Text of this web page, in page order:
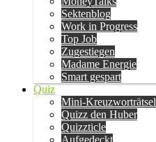
Sektenblog
Work in Progress
Top Job
Zugestiegen
Madame Energie
Smart gespart
Quiz
Mini-Kreuzworträtsel
Quizz den Huber
Quizzticle
Aufgedeckt